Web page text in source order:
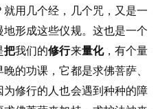
用几个经，几个咒，又是一
形成这些仪规。这也是一个
把我们的修行来量化，有个量
的功课，它都是求佛菩萨、
修行的人也会遇到种种的障